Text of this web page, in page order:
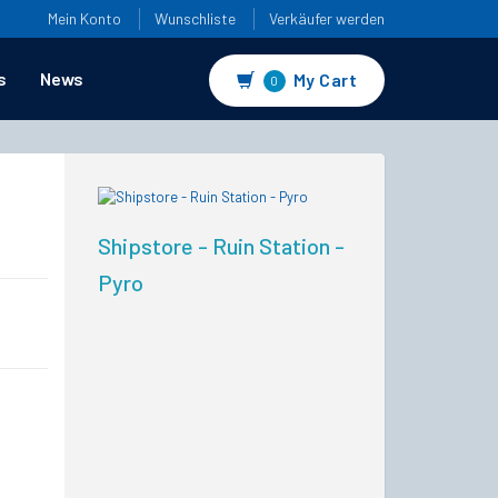
Mein Konto Wunschliste Verkäufer werden
News 0 My Cart
Shipstore - Ruin Station -
Pyro